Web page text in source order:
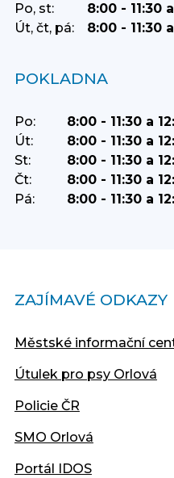
Po, st:
8:00 - 11:30
Út, čt, pá:
8:00 - 11:30
POKLADNA
Po:
8:00 - 11:30 a
Út:
8:00 - 11:30 a
St:
8:00 - 11:30 a
Čt:
8:00 - 11:30 a
Pá:
8:00 - 11:30 a
ZAJÍMAVÉ ODKAZY
Městské informační
Útulek pro psy Orlová
Policie ČR
SMO Orlová
Portál IDOS